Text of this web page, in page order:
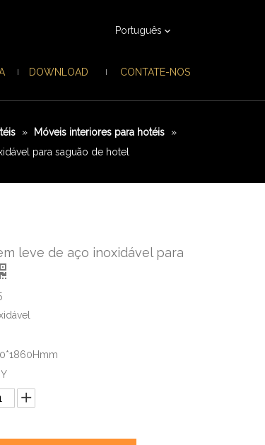
Português
DOWNLOAD CONTATE-NOS
» Móveis interiores para hotéis
»
para saguão de hotel
leve de aço inoxidável para